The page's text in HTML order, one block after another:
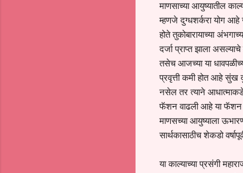
माणसाच्या आयुष्यातील
म्हणजे दुग्धशर्करा योग आहे
होते तुकोबारायाच्या
दर्जा प्राप्त झाला
तसेच आजच्या या
प्रवृत्ती कमी होत आहे सुंख
नसेल तर त्याने
फॅशन वाढली आहे या फॅशन
माणसच्या आयुष्याला
सार्थकासाठीच शेकडो
या काल्याच्या प्रसंगी